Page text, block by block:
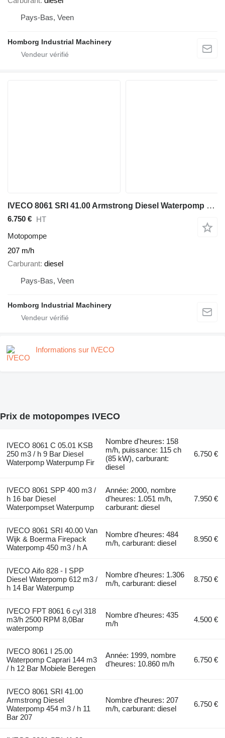
Pays-Bas, Veen
Homborg Industrial Machinery
IVECO 8061 SRI 41.00 Armstrong Diesel Waterpomp 454 m3 / h 11 Bar 207
6.750 € HT
Motopompe
207 m/h
Carburant diesel
Pays-Bas, Veen
Homborg Industrial Machinery
Informations sur IVECO
Prix de motopompes IVECO
IVECO 8061 C 05.01 KSB
250 m3 / h 9 Bar Diesel
Waterpomp Waterpump Fir
Nombre d'heures: 158
m/h, puissance: 115 ch
(85 kW), carburant:
diesel
6.750 €
IVECO 8061 SPP 400 m3 /
h 16 bar Diesel
Waterpompset Waterpump
Année: 2000, nombre
d'heures: 1.051 m/h,
carburant: diesel
7.950 €
IVECO 8061 SRI 40.00 Van
Wijk & Boerma Firepack
Waterpomp 450 m3 / h A
Nombre d'heures: 484
m/h, carburant: diesel
8.950 €
IVECO Aifo 828 - I SPP
Diesel Waterpomp 612 m3 /
h 14 Bar Waterpump
Nombre d'heures: 1.306
m/h, carburant: diesel
8.750 €
IVECO FPT 8061 6 cyl 318
m3/h 2500 RPM 8,0Bar
waterpomp
Nombre d'heures: 435
m/h
4.500 €
IVECO 8061 I 25.00
Waterpomp Caprari 144 m3
/ h 12 Bar Mobiele Beregen
Année: 1999, nombre
d'heures: 10.860 m/h
6.750 €
IVECO 8061 SRI 41.00
Armstrong Diesel
Waterpomp 454 m3 / h 11
Bar 207
Nombre d'heures: 207
m/h, carburant: diesel
6.750 €